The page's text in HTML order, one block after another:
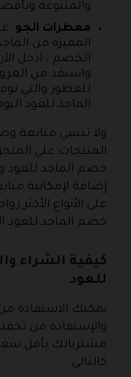
والمتنوعة
معطرات الجو:
المميزة من
الخصم ، ادخل
واستفد من
للعطور والتي
الماجد للعود
ولا تنسي متابعة
المنتجات علي
خصم الماجد للعود
إضافة لإمكانية
على الأنواع الأكثر
خصم الماجد للعود
كيفية الشراء
للعود
يمكنك الاستفادة
مشترياتك بأقل
كالتالي: